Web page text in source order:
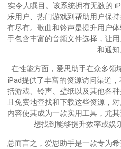
实令人瞩目。该系统拥有无数的
乐用户、热门游戏到帮助用户保
有尽有。歌曲和铃声是提升用户
手包含丰富的音频文件选择，让
和通知
在性能方面，爱思助手在众多领
iPad提供了丰富的资源访问渠道
括游戏、铃声、壁纸以及其他各
且免费地查找和下载这些资源，
内容使其成为一款实用工具，尤
想找到能够提升效率或娱
总而言之，爱思助手是一款专为